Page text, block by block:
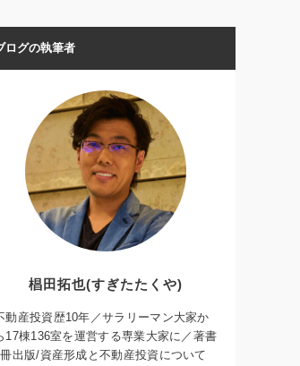
ログの執筆者
椙田拓也(すぎたたくや)
動産投資歴10年／サラリーマン大家か
17棟136室を運営する専業大家に／著書
出版/資産形成と不動産投資について